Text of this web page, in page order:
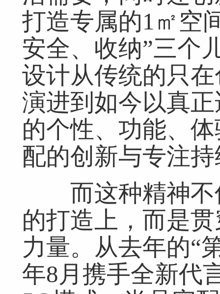
打造专属的1㎡空
安全、收纳”三个
设计从传统的只
演进到如今以真
的个性、功能、
配的创新与专注
而这种精神不
的打造上，而是
力量。从去年的“
年8月携手全新代